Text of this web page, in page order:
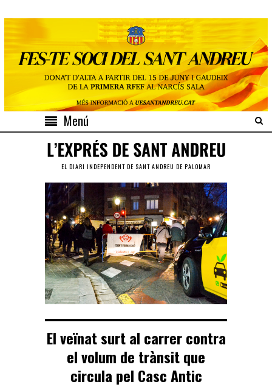
Menú
EL DIARI INDEPENDENT DE SANT ANDREU DE PALOMAR
El veïnat surt al carrer contra
el volum de trànsit que
circula pel Casc Antic